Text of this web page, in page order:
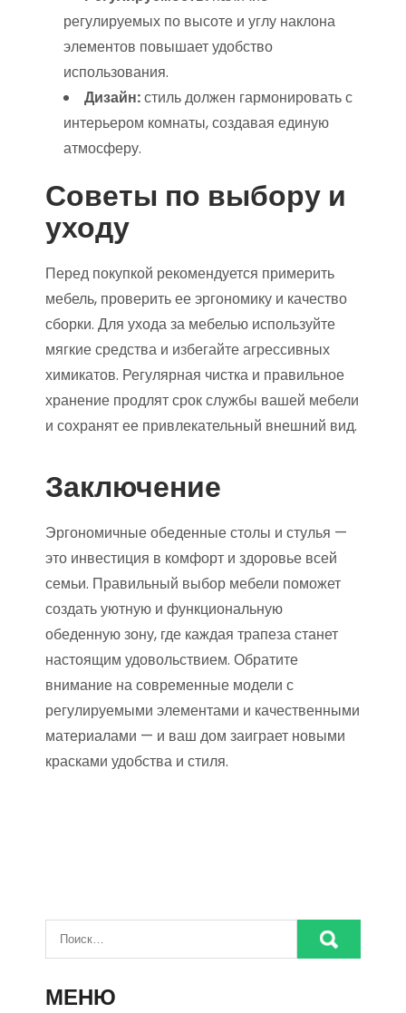
регулируемых по высоте и углу наклона
элементов повышает удобство
использования.
Дизайн:стиль должен гармонировать с
интерьером комнаты, создавая единую
атмосферу.
Советы по выбору и
уходу
Перед покупкой рекомендуется примерить
мебель, проверить ее эргономику и качество
сборки. Для ухода за мебелью используйте
мягкие средства и избегайте агрессивных
химикатов. Регулярная чистка и правильное
хранение продлят срок службы вашей мебели
и сохранят ее привлекательный внешний вид.
Заключение
Эргономичные обеденные столы и стулья —
это инвестиция в комфорт и здоровье всей
семьи. Правильный выбор мебели поможет
создать уютную и функциональную
обеденную зону, где каждая трапеза станет
настоящим удовольствием. Обратите
внимание на современные модели с
регулируемыми элементами и качественными
материалами — и ваш дом заиграет новыми
красками удобства и стиля.
МЕНЮ